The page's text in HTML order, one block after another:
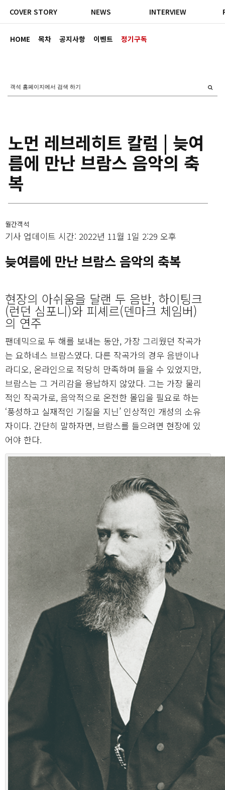
HOME 목차 공지사항 이벤트 정기구독
COVER STORY NEWS INTERVIEW
노먼 레브레히트 칼럼 | 늦여
름에 만난 브람스 음악의 축
복
월간객석
기사 업데이트 시간: 2022년 11월 1일 2:29 오후
늦여름에 만난 브람스 음악의 축복
현장의 아쉬움을 달랜 두 음반, 하이팅크
(런던 심포니)와 피셰르(덴마크 체임버)
의 연주
팬데믹으로 두 해를 보내는 동안, 가장 그리웠던 작곡가
는 요하네스 브람스였다. 다른 작곡가의 경우 음반이나
라디오, 온라인으로 적당히 만족하며 들을 수 있었지만,
브람스는 그 거리감을 용납하지 않았다. 그는 가장 물리
적인 작곡가로, 음악적으로 온전한 몰입을 필요로 하는
‘풍성하고 실재적인 기질을 지닌’ 인상적인 개성의 소유
자이다. 간단히 말하자면, 브람스를 들으려면 현장에 있
어야 한다.